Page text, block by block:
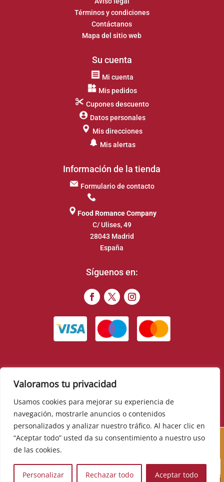
Valoramos tu privacidad
Usamos cookies para mejorar su experiencia de
navegación, mostrarle anuncios o contenidos
personalizados y analizar nuestro tráfico. Al hacer clic en
“Aceptar todo” usted da su consentimiento a nuestro uso
de las cookies.
Personalizar Rechazar todo Aceptar todo
Términos y condiciones
Contáctanos
Mapa del sitio web
Su cuenta
Mi cuenta
Mis pedidos
Cupones descuento
Datos personales
Mis direcciones
Mis alertas
Información de la tienda
Formulario de contacto
Food Romance Company
C/ Ulises, 49
28043 Madrid
España
Síguenos en:
© 2022 – Food Romance Company – Todos los derechos
reservados
Cursos, novedades, promociones y mucho más. Sé el